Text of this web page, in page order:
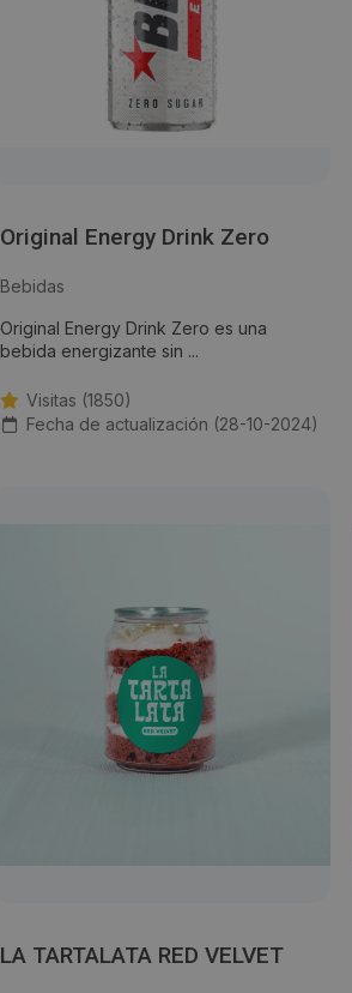
Original Energy Drink Zero
Bebidas
Original Energy Drink Zero es una
bebida energizante sin ...
Visitas (1850)
Fecha de actualización (28-10-2024)
LA TARTALATA RED VELVET